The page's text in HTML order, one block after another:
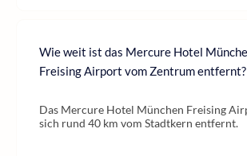
Wie weit ist das Mercure Hotel
Freising Airport vom Zentrum entfernt?
Das Mercure Hotel München Freising
sich rund 40 km vom Stadtkern entfernt.